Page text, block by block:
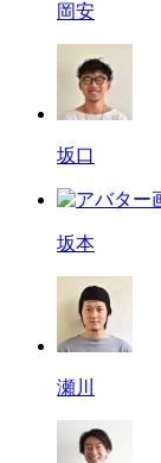
岡安
坂口
坂本
瀬川